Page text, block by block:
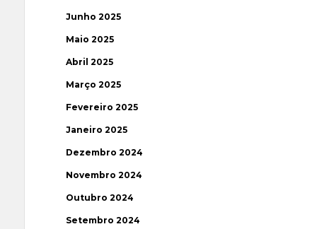
Junho 2025
Maio 2025
Abril 2025
Março 2025
Fevereiro 2025
Janeiro 2025
Dezembro 2024
Novembro 2024
Outubro 2024
Setembro 2024